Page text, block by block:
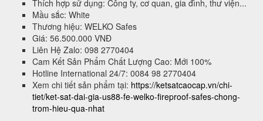
Thích hợp sử dụng: Công ty, cơ quan, gia đình, thư viện...
Mầu sắc: White
Thương hiệu: WELKO Safes
Giá: 56.500.000 VNĐ
Liên Hệ Zalo: 098 2770404
Cam Kết Sản Phẩm Chất Lượng Cao: Mới 100%
Hotline International 24/7: 0084 98 2770404
Xem chi tiết sản phẩm tại: https://ketsatcaocap.vn/chi-
tiet/ket-sat-dai-gia-us88-fe-welko-fireproof-safes-chong-
trom-hieu-qua-nhat